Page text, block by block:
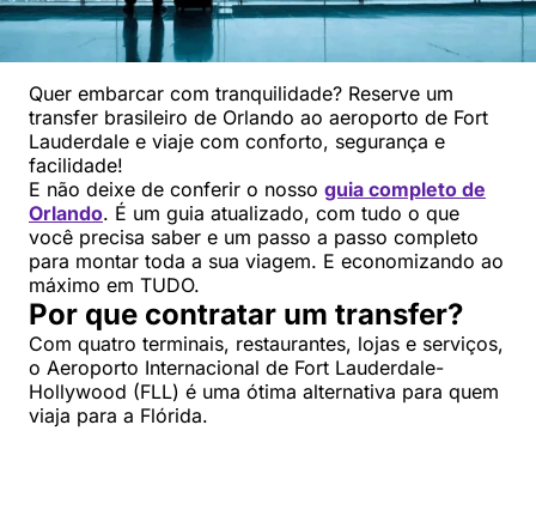
Quer embarcar com tranquilidade? Reserve um
transfer brasileiro de Orlando ao aeroporto de Fort
Lauderdale e viaje com conforto, segurança e
facilidade!
E não deixe de conferir o nosso guia completo de
Orlando. É um guia atualizado, com tudo o que
você precisa saber e um passo a passo completo
para montar toda a sua viagem. E economizando ao
máximo em TUDO.
Por que contratar um transfer?
Com quatro terminais, restaurantes, lojas e serviços,
o Aeroporto Internacional de Fort Lauderdale-
Hollywood (FLL) é uma ótima alternativa para quem
viaja para a Flórida.